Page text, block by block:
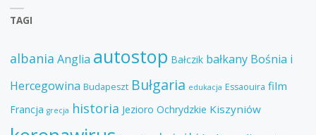
TAGI
albania Anglia autostop Bałczik bałkany Bośnia i
Hercegowina Budapeszt Bułgaria edukacja Essaouira film
Francja grecja historia Jezioro Ochrydzkie Kiszyniów